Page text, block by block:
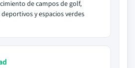
de campos de golf,
y espacios verdes